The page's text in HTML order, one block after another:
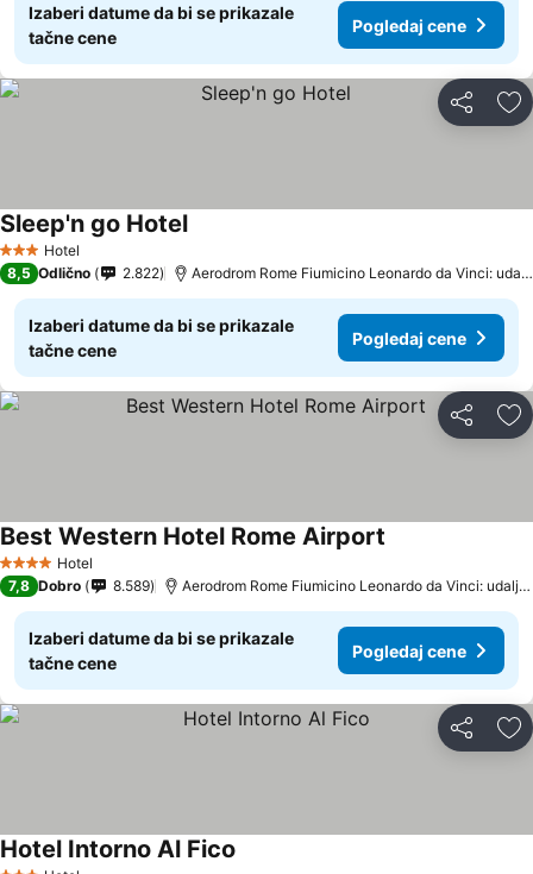
Izaberi datume da bi se prikazale
tačne cene
Pogledaj cene
Deli
3 Zvezdice
Hotel
Sleep'n go Hotel
8,5 Odlično 2.822 Aerodrom Rome Fiumicino Leonardo da Vinci: udaljenost 4.3 km
Izaberi datume da bi se prikazale
tačne cene
Pogledaj cene
Deli
4 ZvezdiceHotel
Best Western Hotel Rome Airport
7,8 Dobro 8.589 Aerodrom Rome Fiumicino Leonardo da Vinci: udaljenost 4.3 km
Izaberi datume da bi se prikazale
tačne cene
Pogledaj cene
Deli
Hotel Intorno Al Fico